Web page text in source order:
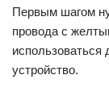
Первым шагом
провода с
использоваться
устройство.